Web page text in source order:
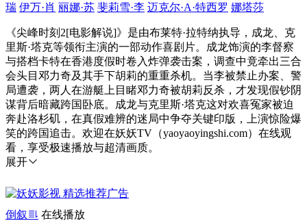
瑞 伊万·肖 丽娜·苏 斐莉雪·李 迈克尔·A·特西罗 娜塔莎
《尖峰时刻2[电影解说]》是由布莱特·拉特纳执导，成龙、克
里斯·塔克等领衔主演的一部动作喜剧片。成龙饰演的李督察
与搭档卡特在香港度假时卷入炸弹袭击案，调查中竟牵出三合
会头目邓力奇及其手下胡莉的重重杀机。当李被禁止办案、警
局遭袭，两人在游艇上目睹邓力奇被胡莉反杀，才发现假钞阴
谋背后暗藏跨国卧底。成龙与克里斯·塔克这对欢喜冤家被迫
奔赴洛杉矶，在真假难辨的迷局中争夺关键印版，上演惊险爆
笑的跨国追击。欢迎在妖妖TV（yaoyaoyingshi.com）在线观
看，享受极速播放与超清画质。
展开
倒叙
在线播放